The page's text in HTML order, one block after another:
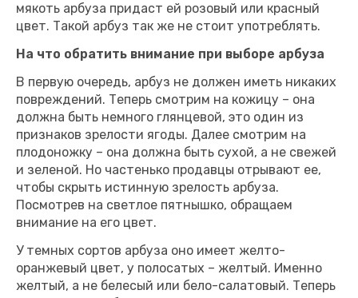
мякоть арбуза придаст ей розовый или красный
цвет. Такой арбуз так же не стоит употреблять.
На что обратить внимание при выборе арбуза
В первую очередь, арбуз не должен иметь никаких
повреждений. Теперь смотрим на кожицу – она
должна быть немного глянцевой, это один из
признаков зрелости ягоды. Далее смотрим на
плодоножку – она должна быть сухой, а не свежей
и зеленой. Но частенько продавцы отрывают ее,
чтобы скрыть истинную зрелость арбуза.
Посмотрев на светлое пятнышко, обращаем
внимание на его цвет.
У темных сортов арбуза оно имеет желто-
оранжевый цвет, у полосатых – желтый. Именно
желтый, а не белесый или бело-салатовый. Теперь